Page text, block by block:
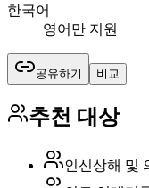
한국어
영어만 지원
공유하기 비교
추천 대상
인신상해 및